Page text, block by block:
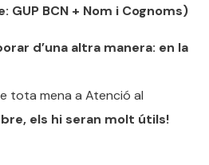
GUP BCN + Nom i Cognoms)
d’una altra manera: en la
tota mena a Atenció al
els hi seran molt útils!